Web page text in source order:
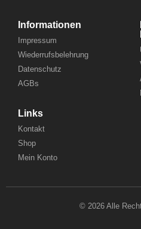
Informationen
Impressum
Wiederrufsbelehrung
Datenschutz
AGBs
Links
Kontakt
Shop
Mein Konto
© 2026 Alle